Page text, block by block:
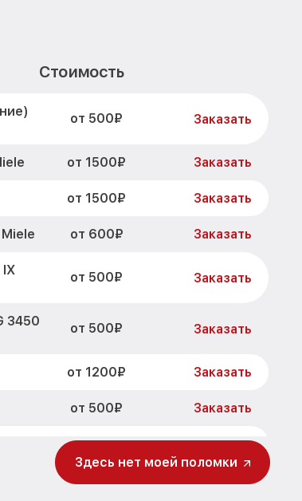
Стоимость
от 500₽ Заказать
от 1500₽ Заказать
от 1500₽ Заказать
от 600₽ Заказать
от 500₽ Заказать
3450
от 500₽ Заказать
от 1200₽ Заказать
от 500₽ Заказать
от 700₽ Заказать
от 500₽ Заказать
Здесь нет моей поломки